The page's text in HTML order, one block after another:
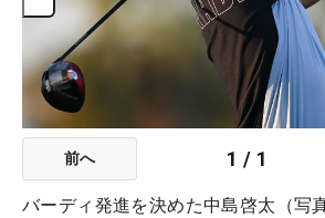
前へ 1 / 1
バーディ発進を決めた中島啓太（写